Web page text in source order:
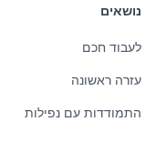
נושאים
לעבוד חכם
עזרה ראשונה
התמודדות עם נפילות